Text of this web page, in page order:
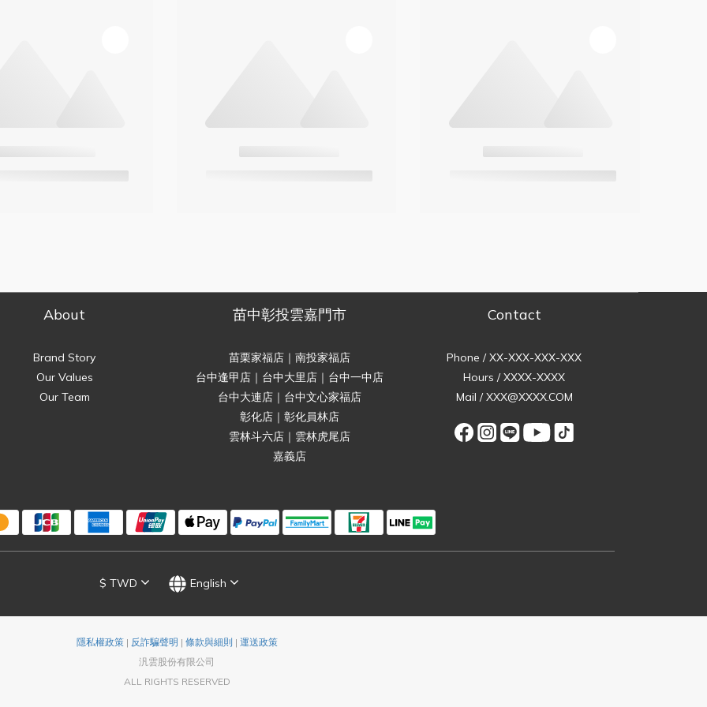
About
Brand Story
Our Values
Our Team
苗中彰投雲嘉門市
苗栗家福店｜南投家福店
台中逢甲店｜台中大里店｜台中一中店
台中大連店｜台中文心家福店
彰化店｜彰化員林店
雲林斗六店｜雲林虎尾店
嘉義店
Contact
Phone / XX-XXX-XXX-XXX
Hours / XXXX-XXXX
Mail / XXX@XXXX.COM
$ TWD English
隱私權政策| 反詐騙聲明 | 條款與細則 | 運送政策
汎雲股份有限公司
ALL RIGHTS RESERVED